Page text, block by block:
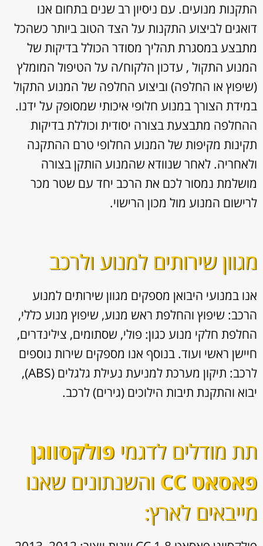
התקנות מנועים. עם ניסיון רב שנים בתחום אנו
דואגים לביצוע התקנות על הצד הטוב ביותר כשהכל
מתבצע במסגרת תהליך מסודר הכולל בדיקות של
המנוע התקול , עדכון הלקוח/ה על הטיפול המומלץ
(שיפוץ או החלפה) וביצוע החלפה של המנוע התקול
במידת הצורך במנוע חלופי איכותי שמסופק על ידנו.
ההחלפה מתבצעת בצורה יסודית וכוללת בדיקות
תקינות מקיפות של המנוע החלופי טרם ההתקנה
ולאחריה. לאחר שנוודא שהמנוע הותקן בצורה
מושלמת נמסור לכם את הרכב יחד עם שטר מכר
לרישום המנוע מול מכון הרישוי.
מגוון שירותים למנוע ולרכב
אנו במנועי היבואן מספקים מגוון שירותים למנוע
הרכב: שיפוץ והחלפת ראש מנוע, שיפוץ מנוע כללי,
החלפת חלקי מנוע כגון: פולי, שסתומים, צילינדרים,
חיישן ראשי ועוד. בנוסף אנו מספקים שירות נוספים
לרכב: תיקון מערכת למניעת נעילת גלגלים (ABS),
יבוא והתקנת תיבות הילוכים (גירים) לרכב.
תת מודלים לדגמי פולקסווגן
פאסאט CC
והשנתונים שאנו
מייבאים לארץ: